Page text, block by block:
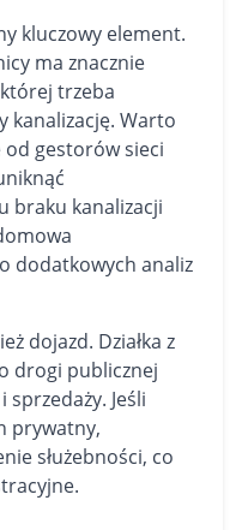
kluczowy element.
ma znacznie
trzeba
kanalizację. Warto
od gestorów sieci
braku kanalizacji
dodatkowych analiz
dojazd. Działka z
drogi publicznej
sprzedaży. Jeśli
prywatny,
służebności, co